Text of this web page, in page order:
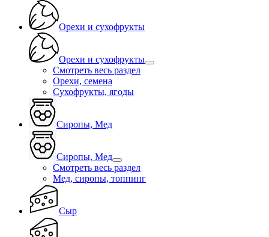
Орехи и сухофрукты
Орехи и сухофрукты
Смотреть весь раздел
Орехи, семена
Сухофрукты, ягоды
Сиропы, Мед
Сиропы, Мед
Смотреть весь раздел
Мед, сиропы, топпинг
Сыр